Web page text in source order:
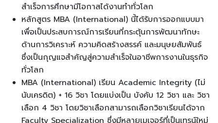
สำเร็จการศึกษามีโอกาสได้งานทำทั่วโลก
หลักสูตร MBA (International) นี้ได้รับการออกแบบมา
เพื่อเป็นประสบการณ์การเรียนที่กระตุ้นการพัฒนาทักษะ
ด้านการวิเคราะห์ ความคิดสร้างสรรค์ และมนุษยสัมพันธ์
ซึ่งเป็นกุญแจสำคัญสู่ความสำเร็จในอาชีพการงานในธุรกิจ
ทั่วโลก
MBA (International) เรียน Academic Integrity (ไม่
นับเครดิต) + 16 วิชา โดยแบ่งเป็น บังคับ 12 วิชา และ วิชา
เลือก 4 วิชา โดยวิชาเลือกสามารถเลือกวิชาเรียนได้จาก
Faculty Specialization ซึ่งมีหลายเมเจอร์ที่เป็นเทรน์ใหม่